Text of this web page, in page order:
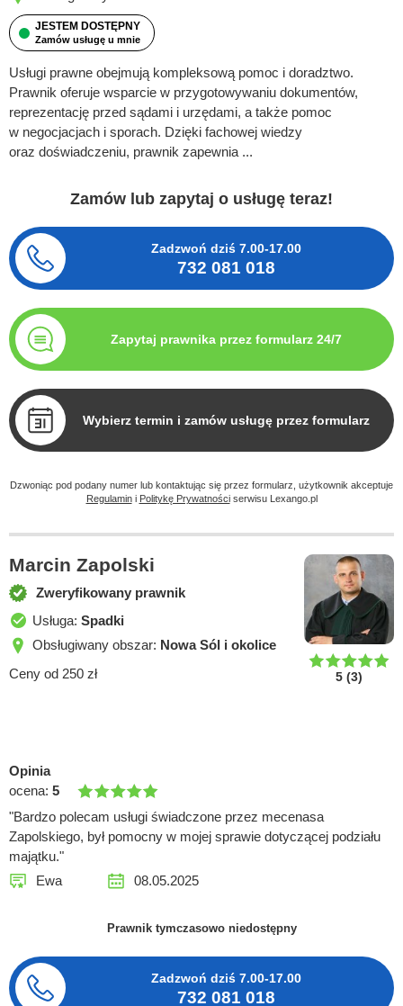
JESTEM DOSTĘPNY
Zamów usługę u mnie
Usługi prawne obejmują kompleksową pomoc i doradztwo.
Prawnik oferuje wsparcie w przygotowywaniu dokumentów,
reprezentację przed sądami i urzędami, a także pomoc
w negocjacjach i sporach. Dzięki fachowej wiedzy
oraz doświadczeniu, prawnik zapewnia ...
Zamów lub zapytaj o usługę teraz!
Zadzwoń dziś 7.00-17.00
732 081 018
Zapytaj prawnika przez formularz 24/7
Wybierz termin i zamów usługę przez formularz
Dzwoniąc pod podany numer lub kontaktując się przez formularz, użytkownik akceptuje
Regulamini Politykę Prywatnościserwisu Lexango.pl
5 (3)
Marcin Zapolski
Zweryfikowany prawnik
Usługa: Spadki
Obsługiwany obszar: Nowa Sól i okolice
Ceny od 250 zł
Opinia
ocena: 5
"Bardzo polecam usługi świadczone przez mecenasa
Zapolskiego, był pomocny w mojej sprawie dotyczącej podziału
majątku."
Ewa
08.05.2025
Prawnik tymczasowo niedostępny
Zadzwoń dziś 7.00-17.00
732 081 018